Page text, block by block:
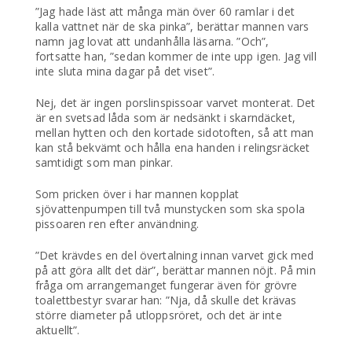
”Jag hade läst att många män över 60 ramlar i det
kalla vattnet när de ska pinka”, berättar mannen vars
namn jag lovat att undanhålla läsarna. ”Och”,
fortsatte han, ”sedan kommer de inte upp igen. Jag vill
inte sluta mina dagar på det viset”.
Nej, det är ingen porslinspissoar varvet monterat. Det
är en svetsad låda som är nedsänkt i skarndäcket,
mellan hytten och den kortade sidotoften, så att man
kan stå bekvämt och hålla ena handen i relingsräcket
samtidigt som man pinkar.
Som pricken över i har mannen kopplat
sjövattenpumpen till två munstycken som ska spola
pissoaren ren efter användning.
”Det krävdes en del övertalning innan varvet gick med
på att göra allt det där”, berättar mannen nöjt. På min
fråga om arrangemanget fungerar även för grövre
toalettbestyr svarar han: ”Nja, då skulle det krävas
större diameter på utloppsröret, och det är inte
aktuellt”.